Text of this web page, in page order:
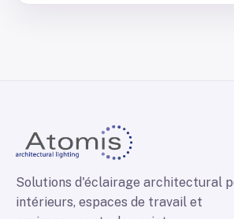
Solutions d'éclairage architectural
intérieurs, espaces de travail et